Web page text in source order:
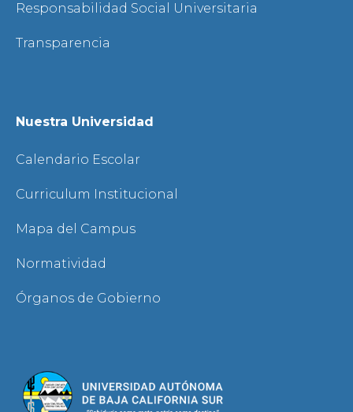
Responsabilidad Social Universitaria
Transparencia
Nuestra Universidad
Calendario Escolar
Curriculum Institucional
Mapa del Campus
Normatividad
Órganos de Gobierno